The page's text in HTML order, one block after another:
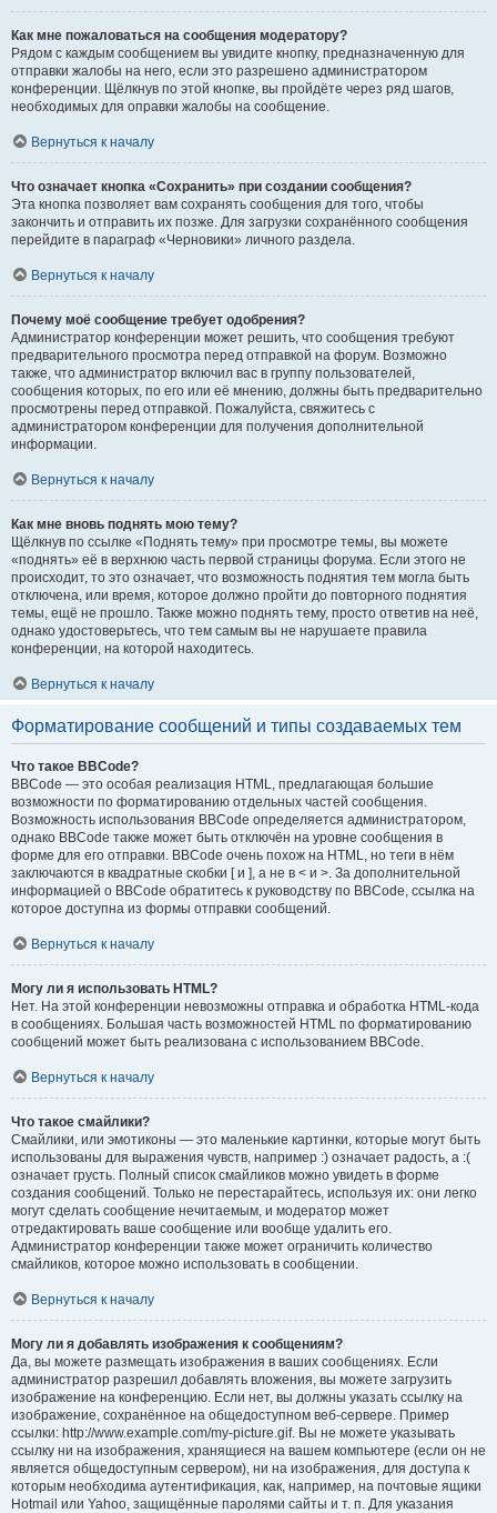
Как мне пожаловаться на сообщения модератору?
Рядом с каждым сообщением вы увидите кнопку, предназначенную для
отправки жалобы на него, если это разрешено администратором
конференции. Щёлкнув по этой кнопке, вы пройдёте через ряд шагов,
необходимых для оправки жалобы на сообщение.
Вернуться к началу
Что означает кнопка «Сохранить» при создании сообщения?
Эта кнопка позволяет вам сохранять сообщения для того, чтобы
закончить и отправить их позже. Для загрузки сохранённого сообщения
перейдите в параграф «Черновики» личного раздела.
Вернуться к началу
Почему моё сообщение требует одобрения?
Администратор конференции может решить, что сообщения требуют
предварительного просмотра перед отправкой на форум. Возможно
также, что администратор включил вас в группу пользователей,
сообщения которых, по его или её мнению, должны быть предварительно
просмотрены перед отправкой. Пожалуйста, свяжитесь с
администратором конференции для получения дополнительной
информации.
Вернуться к началу
Как мне вновь поднять мою тему?
Щёлкнув по ссылке «Поднять тему» при просмотре темы, вы можете
«поднять» её в верхнюю часть первой страницы форума. Если этого не
происходит, то это означает, что возможность поднятия тем могла быть
отключена, или время, которое должно пройти до повторного поднятия
темы, ещё не прошло. Также можно поднять тему, просто ответив на неё,
однако удостоверьтесь, что тем самым вы не нарушаете правила
конференции, на которой находитесь.
Вернуться к началу
Форматирование сообщений и типы создаваемых тем
Что такое BBCode?
BBCode — это особая реализация HTML, предлагающая большие
возможности по форматированию отдельных частей сообщения.
Возможность использования BBCode определяется администратором,
однако BBCode также может быть отключён на уровне сообщения в
форме для его отправки. BBCode очень похож на HTML, но теги в нём
заключаются в квадратные скобки [ и ], а не в < и >. За дополнительной
информацией о BBCode обратитесь к руководству по BBCode, ссылка на
которое доступна из формы отправки сообщений.
Вернуться к началу
Могу ли я использовать HTML?
Нет. На этой конференции невозможны отправка и обработка HTML-кода
в сообщениях. Большая часть возможностей HTML по форматированию
сообщений может быть реализована с использованием BBCode.
Вернуться к началу
Что такое смайлики?
Смайлики, или эмотиконы — это маленькие картинки, которые могут быть
использованы для выражения чувств, например :) означает радость, а :(
означает грусть. Полный список смайликов можно увидеть в форме
создания сообщений. Только не перестарайтесь, используя их: они легко
могут сделать сообщение нечитаемым, и модератор может
отредактировать ваше сообщение или вообще удалить его.
Администратор конференции также может ограничить количество
смайликов, которое можно использовать в сообщении.
Вернуться к началу
Могу ли я добавлять изображения к сообщениям?
Да, вы можете размещать изображения в ваших сообщениях. Если
администратор разрешил добавлять вложения, вы можете загрузить
изображение на конференцию. Если нет, вы должны указать ссылку на
изображение, сохранённое на общедоступном веб-сервере. Пример
ссылки: http://www.example.com/my-picture.gif. Вы не можете указывать
ссылку ни на изображения, хранящиеся на вашем компьютере (если он не
является общедоступным сервером), ни на изображения, для доступа к
которым необходима аутентификация, как, например, на почтовые ящики
Hotmail или Yahoo, защищённые паролями сайты и т. п. Для указания